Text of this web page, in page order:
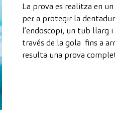
La prova es realitza en
per a protegir la
l’endoscopi, un tub llarg
través de la gola fins a
resulta una prova